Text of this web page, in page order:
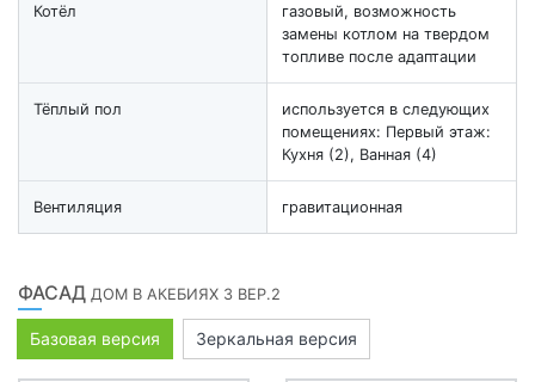
Котёл
газовый, возможность
замены котлом на твердом
топливе после адаптации
Тёплый пол
используется в следующих
помещениях: Первый этаж:
Кухня (2), Ванная (4)
Вентиляция гравитационная
ФАСАД ДОМ В АКЕБИЯХ 3 ВЕР.2
Базовая версия Зеркальная версия